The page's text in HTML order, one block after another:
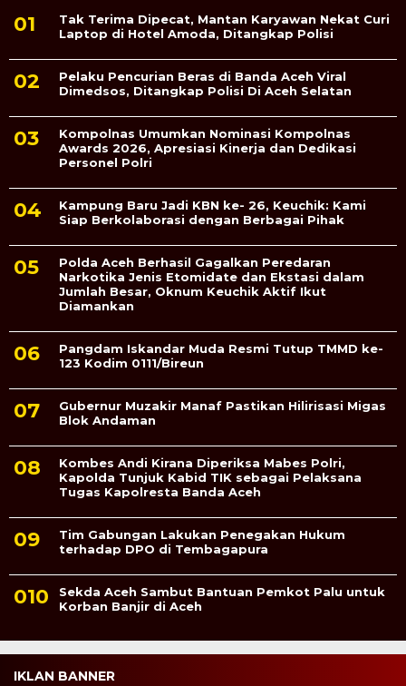
Tak Terima Dipecat, Mantan Karyawan Nekat Curi
Laptop di Hotel Amoda, Ditangkap Polisi
Pelaku Pencurian Beras di Banda Aceh Viral
Dimedsos, Ditangkap Polisi Di Aceh Selatan
Kompolnas Umumkan Nominasi Kompolnas
Awards 2026, Apresiasi Kinerja dan Dedikasi
Personel Polri
Kampung Baru Jadi KBN ke- 26, Keuchik: Kami
Siap Berkolaborasi dengan Berbagai Pihak
Polda Aceh Berhasil Gagalkan Peredaran
Narkotika Jenis Etomidate dan Ekstasi dalam
Jumlah Besar, Oknum Keuchik Aktif Ikut
Diamankan
Pangdam Iskandar Muda Resmi Tutup TMMD ke-
123 Kodim 0111/Bireun
Gubernur Muzakir Manaf Pastikan Hilirisasi Migas
Blok Andaman
Kombes Andi Kirana Diperiksa Mabes Polri,
Kapolda Tunjuk Kabid TIK sebagai Pelaksana
Tugas Kapolresta Banda Aceh
Tim Gabungan Lakukan Penegakan Hukum
terhadap DPO di Tembagapura
Sekda Aceh Sambut Bantuan Pemkot Palu untuk
Korban Banjir di Aceh
IKLAN BANNER